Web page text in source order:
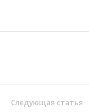
Следующая статья